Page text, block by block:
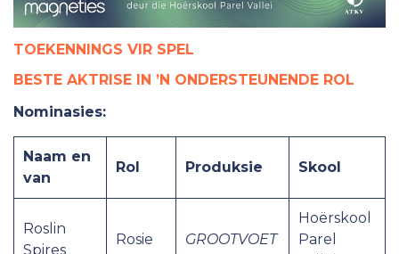
TOEKENNINGS VIR SPEL
BESTE AKTRISE IN ’N ONDERSTEUNENDE ROL
Nominasies:
Naam en
van
Rol Produksie Skool
Roslin
Spires
Rosie GROOTVOET
Hoërskool
Parel